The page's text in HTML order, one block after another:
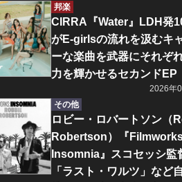
邦楽
CIRRA『Water』LDH発
がE-girlsの流れを汲むキ
ーな楽曲を武器にそれぞ
力を輝かせるセカンドEP
2026年
その他
ロビー・ロバートソン（
Robertson）『
Insomnia』スコセッシ監
「ラスト・ワルツ」など